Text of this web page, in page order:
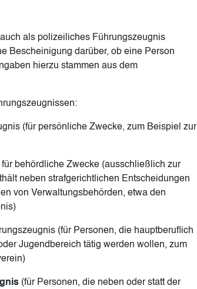
als polizeiliches Führungszeugnis
Bescheinigung darüber, ob eine Person
hierzu stammen aus dem
(für persönliche Zwecke, zum Beispiel zur
behördliche Zwecke (ausschließlich zur
neben strafgerichtlichen Entscheidungen
von Verwaltungsbehörden, etwa den
(für Personen, die hauptberuflich
Jugendbereich tätig werden wollen, zum
(für Personen, die neben oder statt der